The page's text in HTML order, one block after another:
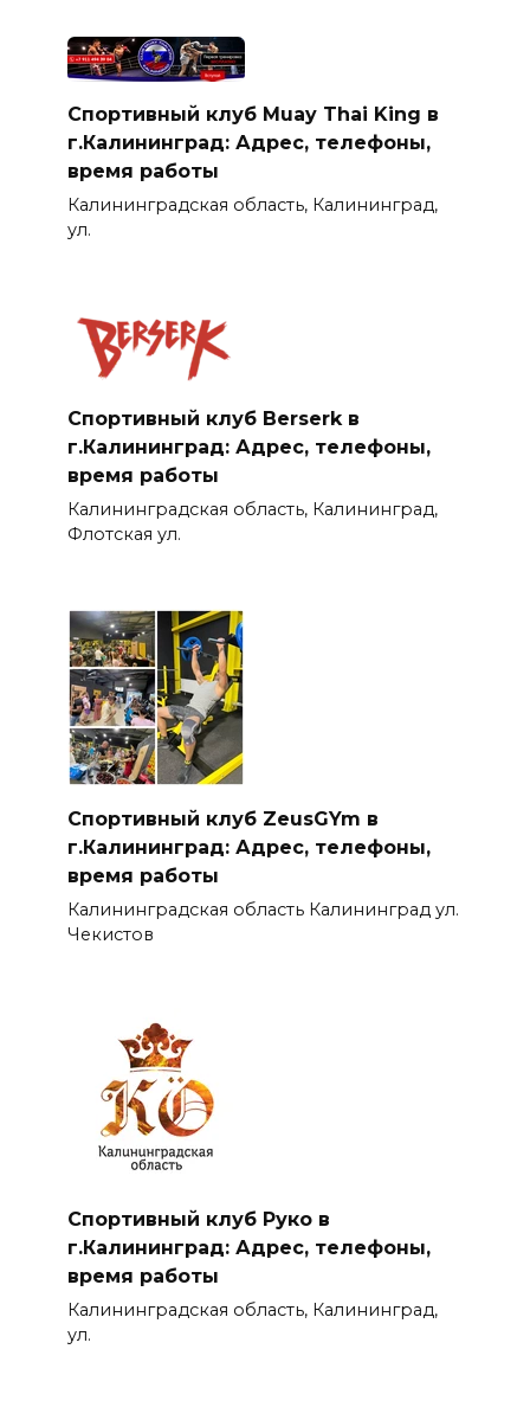
Спортивный клуб Muay Thai King в
г.Калининград: Адрес, телефоны,
время работы
Калининградская область, Калининград,
ул.
Спортивный клуб Berserk в
г.Калининград: Адрес, телефоны,
время работы
Калининградская область, Калининград,
Флотская ул.
Спортивный клуб ZeusGYm в
г.Калининград: Адрес, телефоны,
время работы
Калининградская область Калининград ул.
Чекистов
Спортивный клуб Руко в
г.Калининград: Адрес, телефоны,
время работы
Калининградская область, Калининград,
ул.